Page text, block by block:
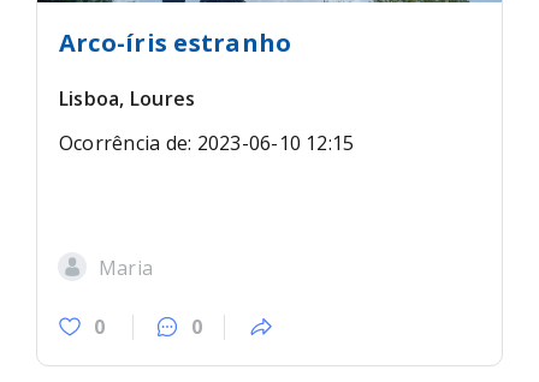
Arco-íris estranho
Lisboa, Loures
Ocorrência de: 2023-06-10 12:15
Maria
0 0